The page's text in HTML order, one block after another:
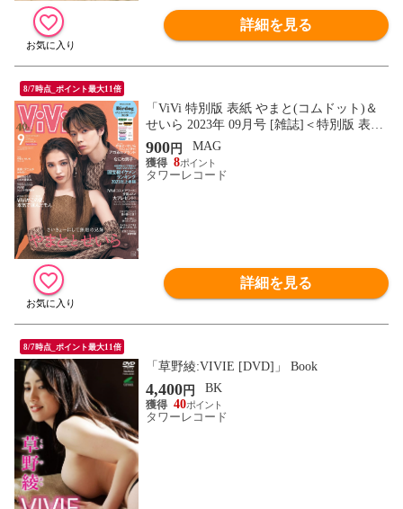
詳細を見る
8/7時点_ポイント最大11倍
「ViVi 特別版 表紙 やまと(コムドット)＆
せいら 2023年 09月号 [雑誌]＜特別版 表紙
やまと(コムドット)＆せいら 付録:Birdog
」 Magazine
900円
MAG
8
タワーレコード
詳細を見る
8/7時点_ポイント最大11倍
「草野綾:VIVIE [DVD]」 Book
4,400円
BK
40
タワーレコード